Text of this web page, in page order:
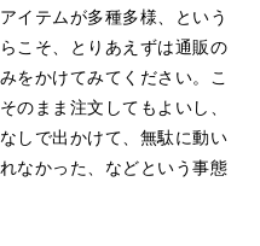
イテムが多種多様、という
こそ、とりあえずは通販の
をかけてみてください。こ
のまま注文してもよいし、
しで出かけて、無駄に動い
なかった、などという事態